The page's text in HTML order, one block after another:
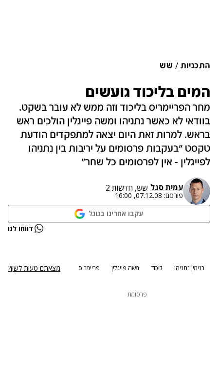
התכניות שש
המים בליכוד גועשים
מחר הפריימריס בליכוד וזה ממש לא עובר בשקט.
בוודאי לא כאשר נתניהו ומשה פייגלין הולכים ראש
בראש. למרות זאת היום יצאה למתפקדים הודעת
טקסט "בעקבות פרסומים על יריבות בין נתניהו
לפייגלין - אין לפרסומים כל שחר"
עמית סגל שש, חדשות 2
פורסם: 07.12.08, 16:00
עקבו אחרינו בגוגל
נתקלנו בבעיה דווחו לנו
בנימין נתניהו ליכוד משה פייגלין פריימריס מצאתם טעות לשון?
פרסומת